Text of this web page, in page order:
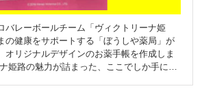
っかけになればと願っています。 特に、
も、測定ブースやワークショップを通じて
」を見つめ直していただく場となりまし
引き続き開催を予定しており、次回は「ア
を計画しています。より多くの方々にご参
バレーボールチーム「ヴィクトリーナ姫
の健康をサポートする「ぼうしや薬局」が
オリジナルデザインのお薬手帳を作成しま
姫路の魅力が詰まった、ここでしか手に入